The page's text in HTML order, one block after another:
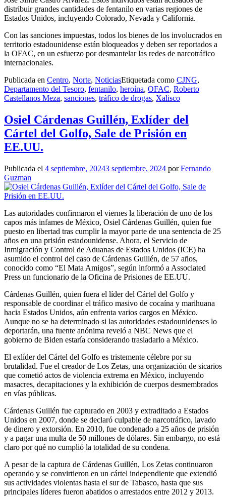
distribuir grandes cantidades de fentanilo en varias regiones de
Estados Unidos, incluyendo Colorado, Nevada y California.
Con las sanciones impuestas, todos los bienes de los involucrados en
territorio estadounidense están bloqueados y deben ser reportados a
la OFAC, en un esfuerzo por desmantelar las redes de narcotráfico
internacionales.
Publicada en Centro, Norte, NoticiasEtiquetada como CJNG,
Departamento del Tesoro, fentanilo, heroína, OFAC, Roberto
Castellanos Meza, sanciones, tráfico de drogas, Xalisco
Osiel Cárdenas Guillén, Exlíder del
Cártel del Golfo, Sale de Prisión en
EE.UU.
Publicada el 4 septiembre, 20243 septiembre, 2024 porFernando
Guzman
Las autoridades confirmaron el viernes la liberación de uno de los
capos más infames de México, Osiel Cárdenas Guillén, quien fue
puesto en libertad tras cumplir la mayor parte de una sentencia de 25
años en una prisión estadounidense. Ahora, el Servicio de
Inmigración y Control de Aduanas de Estados Unidos (ICE) ha
asumido el control del caso de Cárdenas Guillén, de 57 años,
conocido como “El Mata Amigos”, según informó a Associated
Press un funcionario de la Oficina de Prisiones de EE.UU.
Cárdenas Guillén, quien fuera el líder del Cártel del Golfo y
responsable de coordinar el tráfico masivo de cocaína y marihuana
hacia Estados Unidos, aún enfrenta varios cargos en México.
Aunque no se ha determinado si las autoridades estadounidenses lo
deportarán, una fuente anónima reveló a NBC News que el
gobierno de Biden estaría considerando trasladarlo a México.
El exlíder del Cártel del Golfo es tristemente célebre por su
brutalidad. Fue el creador de Los Zetas, una organización de sicarios
que cometió actos de violencia extrema en México, incluyendo
masacres, decapitaciones y la exhibición de cuerpos desmembrados
en vías públicas.
Cárdenas Guillén fue capturado en 2003 y extraditado a Estados
Unidos en 2007, donde se declaró culpable de narcotráfico, lavado
de dinero y extorsión. En 2010, fue condenado a 25 años de prisión
y a pagar una multa de 50 millones de dólares. Sin embargo, no está
claro por qué no cumplió la totalidad de su condena.
A pesar de la captura de Cárdenas Guillén, Los Zetas continuaron
operando y se convirtieron en un cártel independiente que extendió
sus actividades violentas hasta el sur de Tabasco, hasta que sus
principales líderes fueron abatidos o arrestados entre 2012 y 2013.